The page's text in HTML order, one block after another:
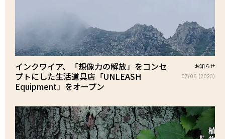
インクワイア、「想像力の解放」をコンセ
プトにした生活道具店「UNLEASH
Equipment」をオープン
お知らせ
07/06 (2023)